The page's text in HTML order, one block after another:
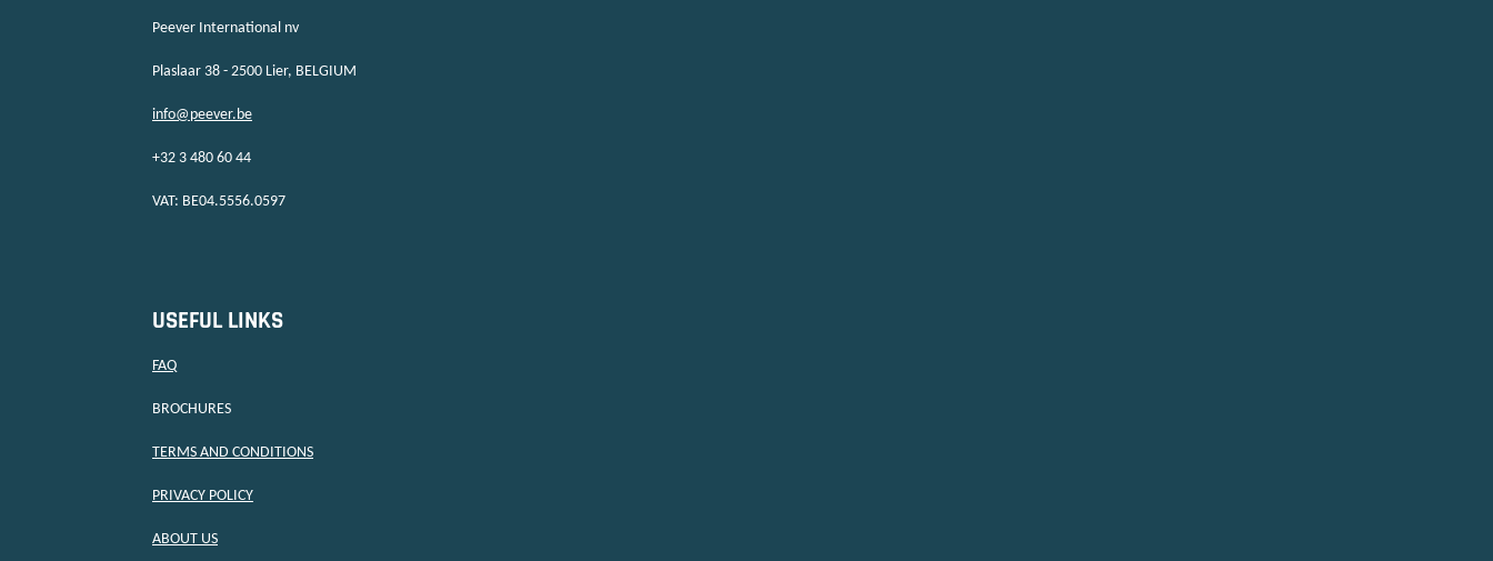
Peever International nv
Plaslaar 38 - 2500 Lier, BELGIUM
info@peever.be
+32 3 480 60 44
VAT: BE04.5556.0597
USEFUL LINKS
FAQ
BROCHURES
TERMS AND CONDITIONS
PRIVACY POLICY
ABOUT US